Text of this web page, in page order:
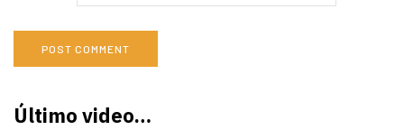
Último video…